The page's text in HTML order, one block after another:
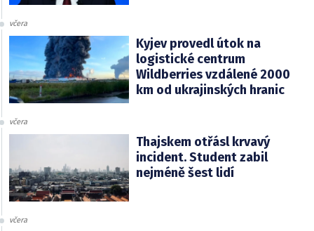
včera
Kyjev provedl útok na
logistické centrum
Wildberries vzdálené 2000
km od ukrajinských hranic
včera
Thajskem otřásl krvavý
incident. Student zabil
nejméně šest lidí
včera